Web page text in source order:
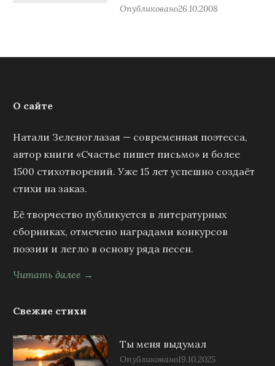
Опубликовано26.10.2008
О сайте
Натали Зеленоглазая — современная поэтесса,
автор книги «Счастье пишет письмо» и более
1500 стихотворений. Уже 15 лет успешно создаёт
стихи на заказ.
Её творчество публикуется в литературных
сборниках, отмечено наградами конкурсов
поэзии и легло в основу ряда песен.
Читать далее →
Свежие стихи
Ты меня выдумал
Опубликовано19.10.2025